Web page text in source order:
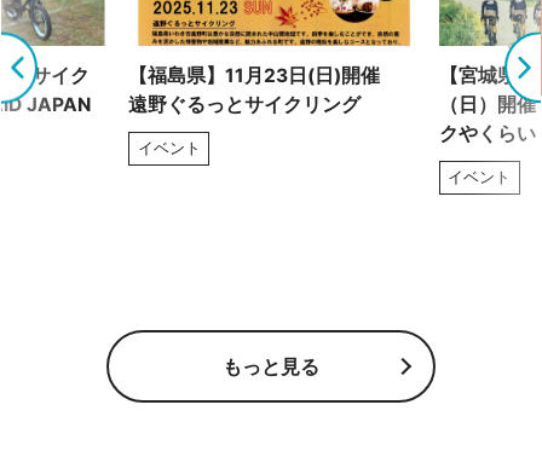
るサイク
JAPAN
【福島県】11月23日(日)開催
遠野ぐるっとサイクリング
イベント
【宮城県
（日）開
クやくらい
イベント
もっと見る